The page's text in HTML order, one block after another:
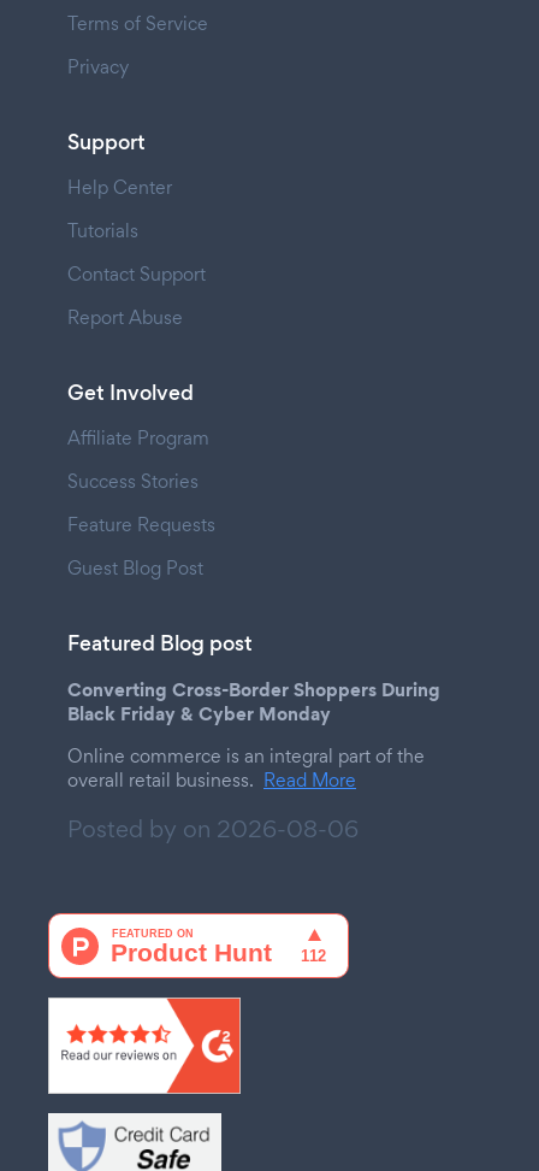
Terms of Service
Privacy
Support
Help Center
Tutorials
Contact Support
Report Abuse
Get Involved
Affiliate Program
Success Stories
Feature Requests
Guest Blog Post
Featured Blog post
Converting Cross-Border Shoppers During
Black Friday & Cyber Monday
Online commerce is an integral part of the
overall retail business. Read More
Posted by on 2026-08-06